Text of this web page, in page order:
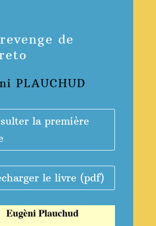
de
PLAUCHUD
la première
le livre (pdf)